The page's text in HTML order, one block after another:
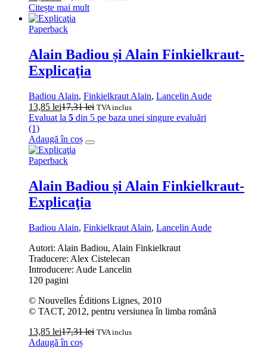
Citește mai mult
Paperback
Alain Badiou și Alain Finkielkraut-
Explicaţia
Badiou Alain, Finkielkraut Alain, Lancelin Aude
13,85 lei17,31lei TVA inclus
Evaluat la 5 din 5 pe baza unei singure evaluări
(1)
Adaugă în coș
Paperback
Alain Badiou și Alain Finkielkraut-
Explicaţia
Badiou Alain, Finkielkraut Alain, Lancelin Aude
Autori: Alain Badiou, Alain Finkielkraut
Traducere: Alex Cistelecan
Introducere: Aude Lancelin
120 pagini
© Nouvelles Éditions Lignes, 2010
© TACT, 2012, pentru versiunea în limba română
13,85 lei17,31lei TVA inclus
Adaugă în coș